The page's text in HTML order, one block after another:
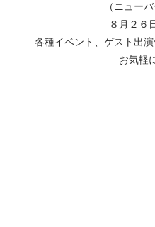
（ニュー
８月２６
各種イベント、ゲスト出
お気軽